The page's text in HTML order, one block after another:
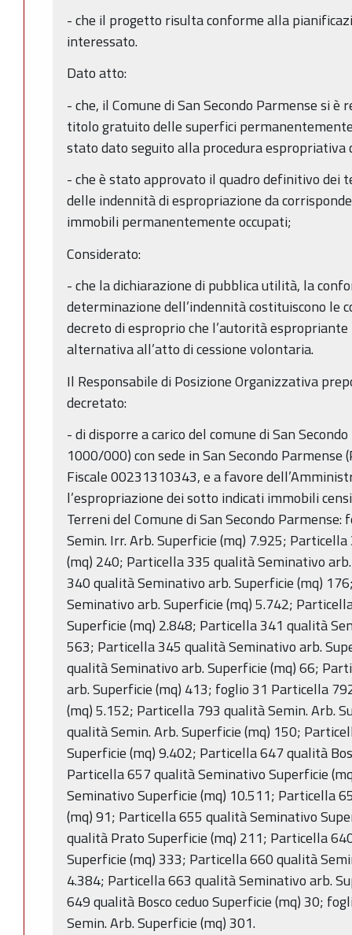
- che il progetto risulta conforme alla
interessato.
Dato atto:
- che, il Comune di San Secondo Parmense si è
titolo gratuito delle superfici
stato dato seguito alla procedura espropriativa
- che è stato approvato il quadro definitivo dei
delle indennità di espropriazione da
immobili permanentemente occupati;
Considerato:
- che la dichiarazione di pubblica utilità, la
determinazione dell’indennità costituiscono le
decreto di esproprio che l’autorità
alternativa all’atto di cessione volontaria.
Il Responsabile di Posizione Organizzativa
decretato:
- di disporre a carico del comune di San
1000/000) con sede in San Secondo Parmense
Fiscale 00231310343, e a favore
l’espropriazione dei sotto indicati immobili
Terreni del Comune di San Secondo
Semin. Irr. Arb. Superficie (mq) 7.925;
(mq) 240; Particella 335 qualità Seminativo
340 qualità Seminativo arb. Superficie (mq)
Seminativo arb. Superficie (mq) 5.742;
Superficie (mq) 2.848; Particella 341 qualità
563; Particella 345 qualità Seminativo arb.
qualità Seminativo arb. Superficie (mq) 66;
arb. Superficie (mq) 413; foglio 31 Particella
(mq) 5.152; Particella 793 qualità Semin. Arb.
qualità Semin. Arb. Superficie (mq) 150;
Superficie (mq) 9.402; Particella 647 qualità
Particella 657 qualità Seminativo Superficie
Seminativo Superficie (mq) 10.511; Particella
(mq) 91; Particella 655 qualità Seminativo
qualità Prato Superficie (mq) 211; Particella
Superficie (mq) 333; Particella 660 qualità
4.384; Particella 663 qualità Seminativo arb.
649 qualità Bosco ceduo Superficie (mq) 30;
Semin. Arb. Superficie (mq) 301.